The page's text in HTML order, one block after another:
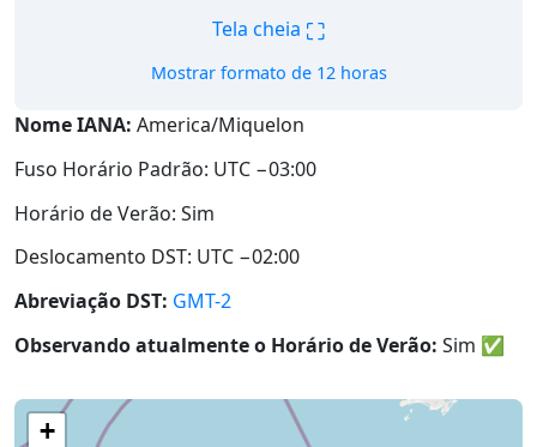
Tela cheia ⛶
Mostrar formato de 12 horas
Nome IANA: America/Miquelon
Fuso Horário Padrão: UTC −03:00
Horário de Verão: Sim
Deslocamento DST: UTC −02:00
Abreviação DST: GMT-2
Observando atualmente o Horário de Verão: Sim ✅
+